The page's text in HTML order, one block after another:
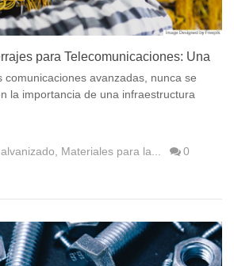
para Telecomunicaciones: Una
comunicaciones avanzadas, nunca se
la importancia de una infraestructura
Materiales para la...
0